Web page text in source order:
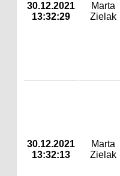
30.12.2021
13:32:29
Marta
Zielak
30.12.2021
13:32:13
Marta
Zielak